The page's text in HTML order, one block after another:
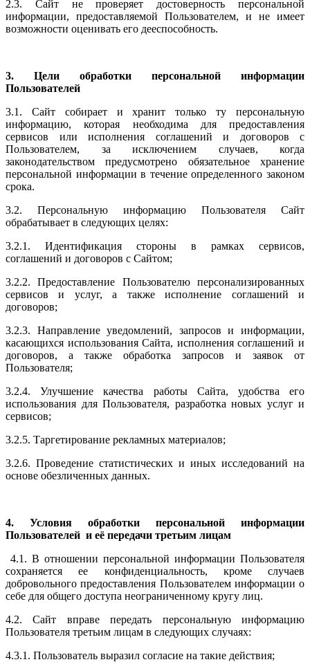
2.3. Сайт не проверяет достоверность персональной
информации, предоставляемой Пользователем, и не имеет
возможности оценивать его дееспособность.
3. Цели обработки персональной информации
Пользователей
3.1. Сайт собирает и хранит только ту персональную
информацию, которая необходима для предоставления
сервисов или исполнения соглашений и договоров с
Пользователем, за исключением случаев, когда
законодательством предусмотрено обязательное хранение
персональной информации в течение определенного законом
срока.
3.2. Персональную информацию Пользователя Сайт
обрабатывает в следующих целях:
3.2.1. Идентификация стороны в рамках сервисов,
соглашений и договоров с Сайтом;
3.2.2. Предоставление Пользователю персонализированных
сервисов и услуг, а также исполнение соглашений и
договоров;
3.2.3. Направление уведомлений, запросов и информации,
касающихся использования Сайта, исполнения соглашений и
договоров, а также обработка запросов и заявок от
Пользователя;
3.2.4. Улучшение качества работы Сайта, удобства его
использования для Пользователя, разработка новых услуг и
сервисов;
3.2.5. Таргетирование рекламных материалов;
3.2.6. Проведение статистических и иных исследований на
основе обезличенных данных.
4. Условия обработки персональной информации
Пользователей и её передачи третьим лицам
4.1. В отношении персональной информации Пользователя
сохраняется ее конфиденциальность, кроме случаев
добровольного предоставления Пользователем информации о
себе для общего доступа неограниченному кругу лиц.
4.2. Сайт вправе передать персональную информацию
Пользователя третьим лицам в следующих случаях:
4.3.1. Пользователь выразил согласие на такие действия;